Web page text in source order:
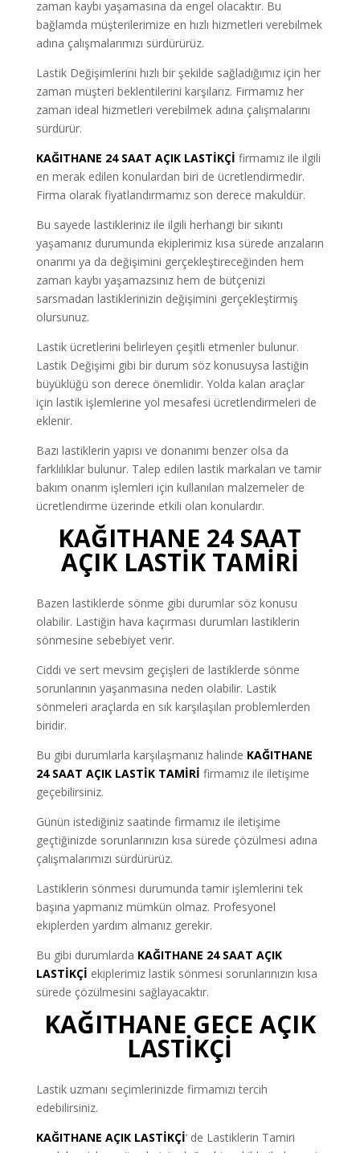
zaman kaybı yaşamasına da engel olacaktır. Bu
bağlamda müşterilerimize en hızlı hizmetleri verebilmek
adına çalışmalarımızı sürdürürüz.
Lastik Değişimlerini hızlı bir şekilde sağladığımız için her
zaman müşteri beklentilerini karşılarız. Firmamız her
zaman ideal hizmetleri verebilmek adına çalışmalarını
sürdürür.
KAĞITHANE 24 SAAT AÇIK LASTİKÇİ firmamız ile ilgili
en merak edilen konulardan biri de ücretlendirmedir.
Firma olarak fiyatlandırmamız son derece makuldür.
Bu sayede lastikleriniz ile ilgili herhangi bir sıkıntı
yaşamanız durumunda ekiplerimiz kısa sürede arızaların
onarımı ya da değişimini gerçekleştireceğinden hem
zaman kaybı yaşamazsınız hem de bütçenizi
sarsmadan lastiklerinizin değişimini gerçekleştirmiş
olursunuz.
Lastik ücretlerini belirleyen çeşitli etmenler bulunur.
Lastik Değişimi gibi bir durum söz konusuysa lastiğin
büyüklüğü son derece önemlidir. Yolda kalan araçlar
için lastik işlemlerine yol mesafesi ücretlendirmeleri de
eklenir.
Bazı lastiklerin yapısı ve donanımı benzer olsa da
farklılıklar bulunur. Talep edilen lastik markaları ve tamir
bakım onarım işlemleri için kullanılan malzemeler de
ücretlendirme üzerinde etkili olan konulardır.
KAĞITHANE 24 SAAT
AÇIK LASTİK TAMİRİ
Bazen lastiklerde sönme gibi durumlar söz konusu
olabilir. Lastiğin hava kaçırması durumları lastiklerin
sönmesine sebebiyet verir.
Ciddi ve sert mevsim geçişleri de lastiklerde sönme
sorunlarının yaşanmasına neden olabilir. Lastik
sönmeleri araçlarda en sık karşılaşılan problemlerden
biridir.
Bu gibi durumlarla karşılaşmanız halinde KAĞITHANE
24 SAAT AÇIK LASTİKTAMİRİ firmamız ile iletişime
geçebilirsiniz.
Günün istediğiniz saatinde firmamız ile iletişime
geçtiğinizde sorunlarınızın kısa sürede çözülmesi adına
çalışmalarımızı sürdürürüz.
Lastiklerin sönmesi durumunda tamir işlemlerini tek
başına yapmanız mümkün olmaz. Profesyonel
ekiplerden yardım almanız gerekir.
Bu gibi durumlarda KAĞITHANE 24 SAAT AÇIK
LASTİKÇİ ekiplerimiz lastik sönmesi sorunlarınızın kısa
sürede çözülmesini sağlayacaktır.
KAĞITHANE GECE AÇIK
LASTİKÇİ
Lastik uzmanı seçimlerinizde firmamızı tercih
edebilirsiniz.
KAĞITHANE AÇIK LASTİKÇİ‘ de Lastiklerin Tamiri